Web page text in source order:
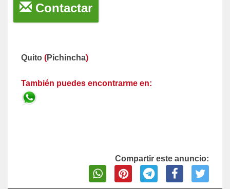
Contactar
Quito (Pichincha)
También puedes encontrarme en:
Compartir este anuncio: